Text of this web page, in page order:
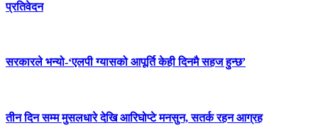
प्रतिवेदन
सरकारले भन्यो-‘एलपी ग्यासको आपूर्ति केही दिनमै सहज हुन्छ’
तीन दिन सम्म मुसलधारे देखि आरिघोप्टे मनसुन, सतर्क रहन आग्रह